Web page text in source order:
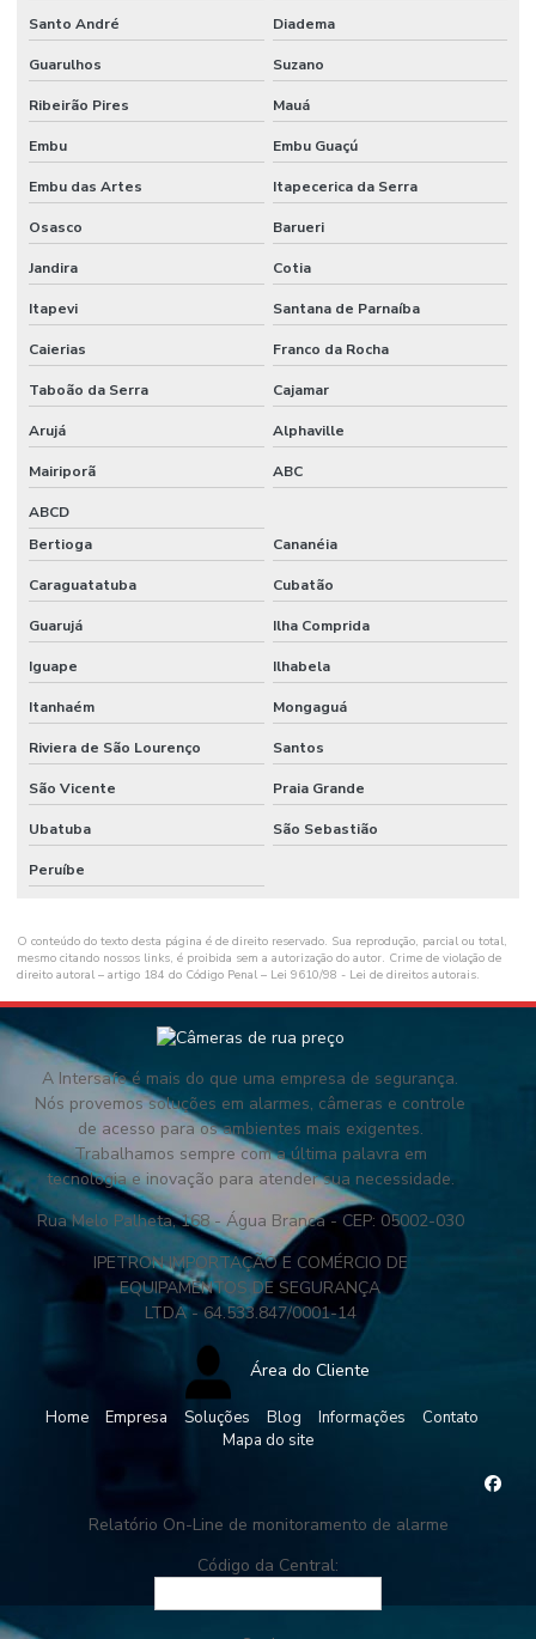
Santo André Diadema
Guarulhos Suzano
Ribeirão Pires Mauá
Embu Embu Guaçú
Embu das Artes Itapecerica da Serra
Osasco Barueri
Jandira Cotia
Itapevi Santana de Parnaíba
Caierias Franco da Rocha
Taboão da Serra Cajamar
Arujá Alphaville
Mairiporã ABC
ABCD
Bertioga
Cananéia
Caraguatatuba Cubatão
Guarujá Ilha Comprida
Iguape Ilhabela
Itanhaém Mongaguá
Riviera de São Lourenço Santos
São Vicente Praia Grande
Ubatuba São Sebastião
Peruíbe
O conteúdo do texto desta página é de direito reservado. Sua reprodução, parcial ou total,
mesmo citando nossos links, é proibida sem a autorização do autor. Crime de violação de
direito autoral – artigo 184 do Código Penal – Lei 9610/98 - Lei de direitos autorais.
A Intersafe é mais do que uma empresa de segurança.
Nós provemos soluções em alarmes, câmeras e controle
de acesso para os ambientes mais exigentes.
Trabalhamos sempre com a última palavra em
tecnologia e inovação para atender sua necessidade.
Rua Melo Palheta, 168 - Água Branca - CEP: 05002-030
IPETRON IMPORTAÇÃO E COMÉRCIO DE
EQUIPAMENTOS DE SEGURANÇA
LTDA - 64.533.847/0001-14
Área do Cliente
Home Empresa Soluções Blog Informações
Contato
Mapa do site
Relatório On-Line de monitoramento de alarme
Código da Central: